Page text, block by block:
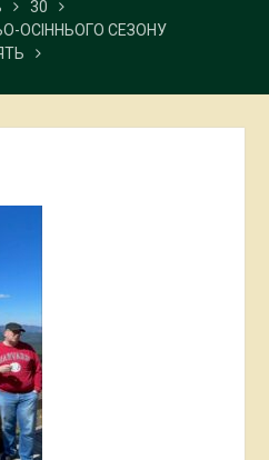
30
ОСІННЬОГО СЕЗОНУ